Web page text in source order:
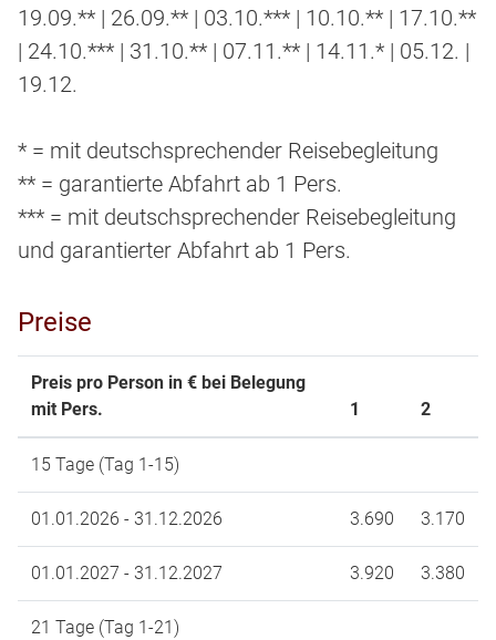
19.09.** | 26.09.** | 03.10.*** | 10.10.** | 17.10.**
| 24.10.*** | 31.10.** | 07.11.** | 14.11.* | 05.12. |
19.12.
* = mit deutschsprechender Reisebegleitung
** = garantierte Abfahrt ab 1 Pers.
*** = mit deutschsprechender Reisebegleitung
und garantierter Abfahrt ab 1 Pers.
Preise
Preis pro Person in € bei Belegung
mit Pers.
1 2
15 Tage (Tag 1-15)
01.01.2026 - 31.12.2026 3.690 3.170
01.01.2027 - 31.12.2027 3.920 3.380
21 Tage (Tag 1-21)